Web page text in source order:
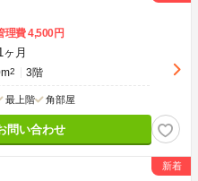
理費4,500円
ヶ月
2 3階
最上階 角部屋
問い合わせ